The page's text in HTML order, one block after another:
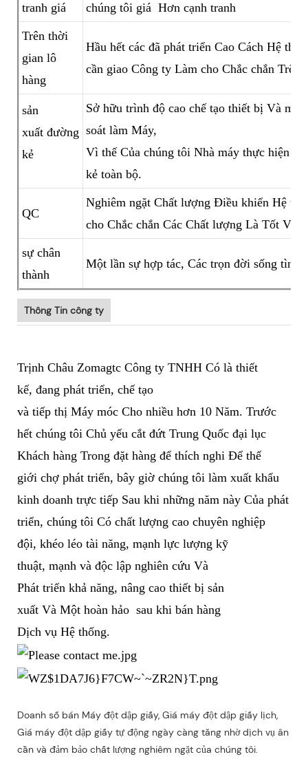
tranh giá
chúng tôi giá Hơn cạnh tranh
Trên thời
gian lô
hàng
Hầu hết các đã phát triển Cao Cách Hệ
cần giao Công ty Làm cho Chắc chắn Trên
sản
xuất đường
kẻ
Sở hữu trình độ cao chế tạo thiết bị Và
soát làm Máy,
Vì thế Của chúng tôi Nhà máy thực hiện
kẻ toàn bộ.
QC
Nghiêm ngặt Chất lượng Điều khiển Hệ
cho Chắc chắn Các Chất lượng Là Tốt Và
sự chân
thành
Một lần sự hợp tác, Các trọn đời sống tình
Thông Tin công ty
Trịnh Châu Zomagtc Công ty TNHH Có là thiết
kế, đang phát triển, chế tạo
và tiếp thị Máy móc Cho nhiều hơn 10 Năm. Trước
hết chúng tôi Chủ yếu cắt đứt Trung Quốc đại lục
Khách hàng Trong đặt hàng để thích nghi Để thế
giới chợ phát triển, bây giờ chúng tôi làm xuất khẩu
kinh doanh trực tiếp Sau khi những năm này Của phát
triển, chúng tôi Có chất lượng cao chuyên nghiệp
đội, khéo léo tài năng, mạnh lực lượng kỹ
thuật, mạnh và độc lập nghiên cứu Và
Phát triển khả năng, nâng cao thiết bị sản
xuất Và Một hoàn hảo sau khi bán hàng
Dịch vụ Hệ thống.
Doanh số bán Máy đột dập giấy, Giá máy đột dập giấy lịch,
Giá máy đột dập giấy tự động ngày càng tăng nhờ dịch vụ ân
cần và đảm bảo chất lượng nghiêm ngặt của chúng tôi.